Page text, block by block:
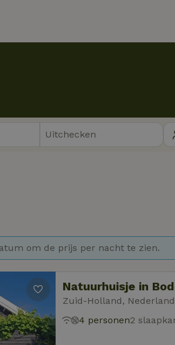
om de prijs per nacht te zien.
Natuurhuisje in
Zuid-Holland, Nederland
4 personen2